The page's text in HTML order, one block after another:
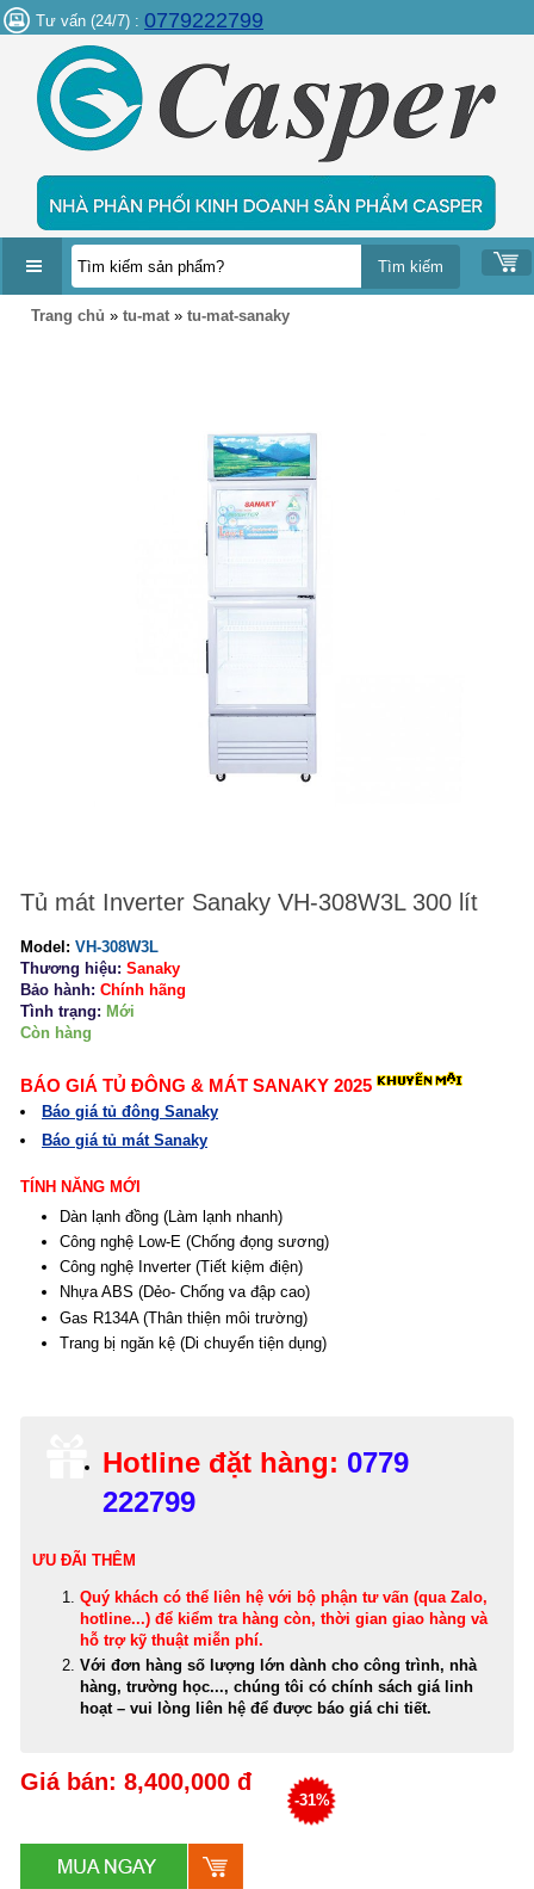
Tư vấn (24/7) : 0779222799
DANH
Trang chủ » tu-mat » tu-mat-sanaky
Tủ mát Inverter Sanaky VH-308W3L 300 lít
Model: VH-308W3L
Thương hiệu: Sanaky
Bảo hành: Chính hãng
Tình trạng: Mới
Còn hàng
BÁO GIÁ TỦ ĐÔNG & MÁT SANAKY 2025
Báo giá tủ đông Sanaky
Báo giá tủ mát Sanaky
TÍNH NĂNG MỚI
Dàn lạnh đồng (Làm lạnh nhanh)
Công nghệ Low-E (Chống đọng sương)
Công nghệ Inverter (Tiết kiệm điện)
Nhựa ABS (Dẻo- Chống va đập cao)
Gas R134A (Thân thiện môi trường)
Trang bị ngăn kệ (Di chuyển tiện dụng)
Hotline đặt hàng: 0779
222799
ƯU ĐÃI THÊM
Quý khách có thể liên hệ với bộ phận tư vấn (qua Zalo,
hotline...) để kiểm tra hàng còn, thời gian giao hàng và
hỗ trợ kỹ thuật miễn phí.
Với đơn hàng số lượng lớn dành cho công trình, nhà
hàng, trường học..., chúng tôi có chính sách giá linh
hoạt – vui lòng liên hệ để được báo giá chi tiết.
Giá bán: 8,400,000 đ
-31%